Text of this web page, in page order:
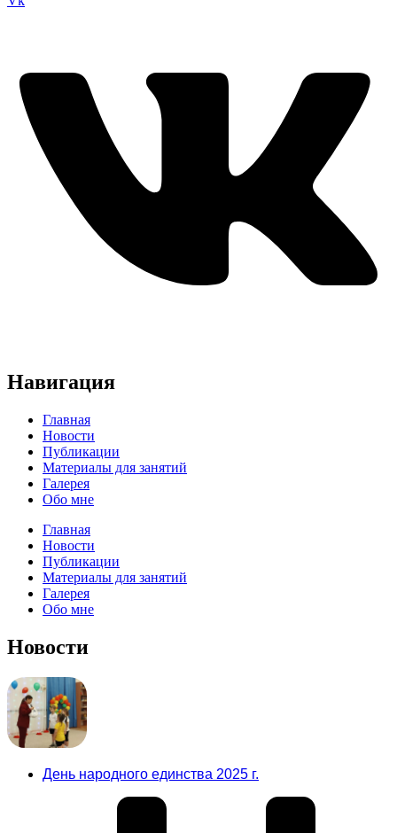
Навигация
Главная
Новости
Публикации
Материалы для занятий
Галерея
Обо мне
Главная
Новости
Публикации
Материалы для занятий
Галерея
Обо мне
Новости
День народного единства 2025 г.